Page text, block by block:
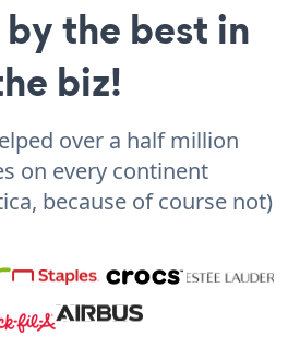
the best in
biz!
over a half million
on every continent
because of course not)